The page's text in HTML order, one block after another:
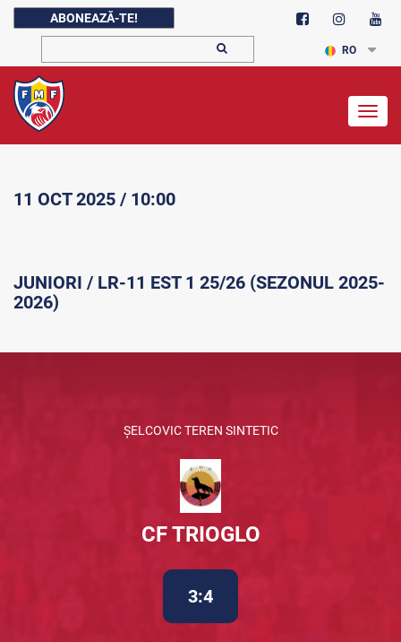
ABONEAZĂ-TE!
RO
11 OCT 2025 / 10:00
JUNIORI / LR-11 EST 1 25/26 (SEZONUL 2025-
2026)
ȘELCOVIC TEREN SINTETIC
CF TRIOGLO
3:4